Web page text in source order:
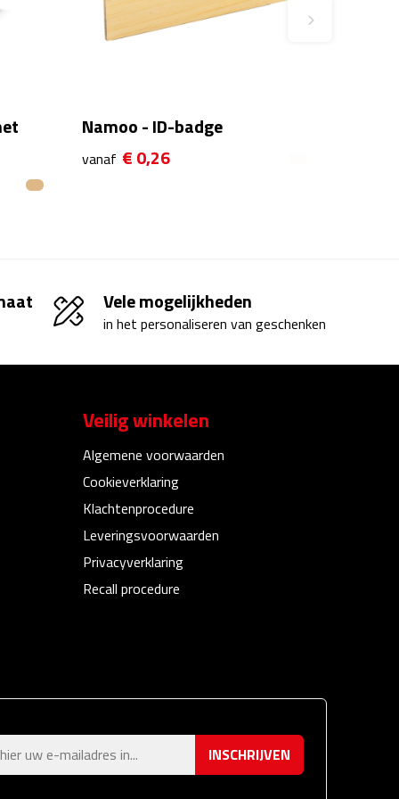
Namoo - ID-badge
vanaf € 0,26
Vele mogelijkheden
in het personaliseren van geschenken
Veilig winkelen
Algemene voorwaarden
Cookieverklaring
Klachtenprocedure
Leveringsvoorwaarden
Privacyverklaring
Recall procedure